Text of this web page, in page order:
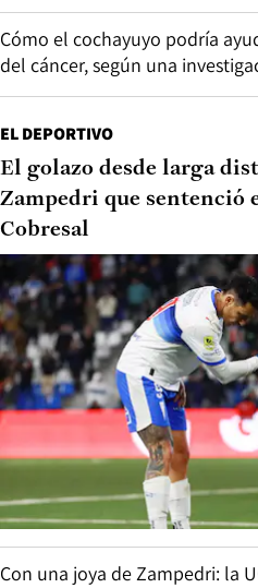
Cómo el cochayuyo podría
del cáncer, según una
EL DEPORTIVO
El golazo desde larga
Zampedri que sentenció
Cobresal
Con una joya de Zampedri: la